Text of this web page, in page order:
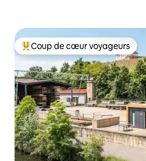
Coups de cœur voyageurs les
Coup de cœur voyageurs